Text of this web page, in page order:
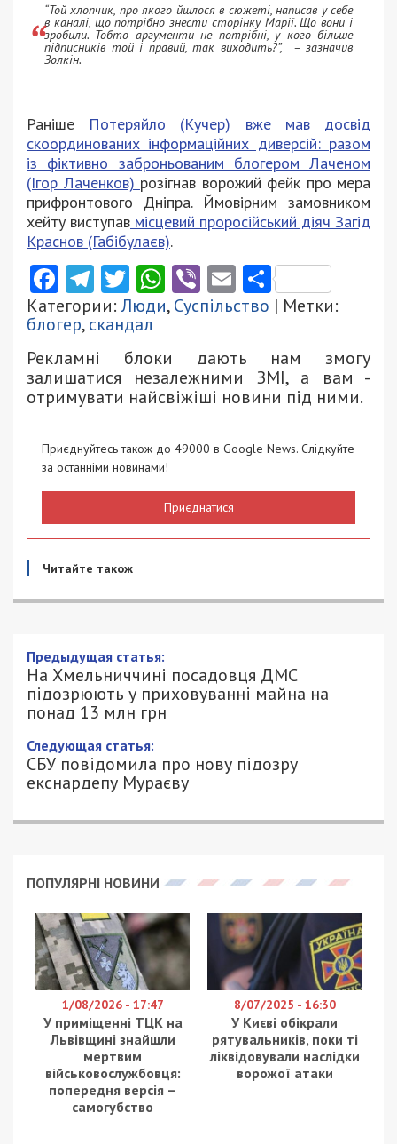
“Той хлопчик, про якого йшлося в сюжеті, написав у себе
в каналі, що потрібно знести сторінку Марії. Що вони і
зробили. Тобто аргументи не потрібні, у кого більше
підписників той і правий, так виходить?”, – зазначив
Золкін.
Раніше Потеряйло (Кучер) вже мав досвід
скоординованих інформаційних диверсій: разом
із фіктивно заброньованим блогером Лаченом
(Ігор Лаченков) розігнав ворожий фейк про мера
прифронтового Дніпра. Ймовірним замовником
хейту виступав місцевий проросійський діяч Загід
Краснов (Габібулаєв).
Facebook
Telegram
Twitter
WhatsApp
ViberEmail
Категории:Люди,Суспільство | Метки:
блогер,скандал
Рекламні блоки дають нам змогу
залишатися незалежними ЗМІ, а вам -
отримувати найсвіжіші новини під ними.
Приєднуйтесь також до 49000 в Google News. Слідкуйте
за останніми новинами!
Приєднатися
Читайте також
Предыдущая статья:
На Хмельниччині посадовця ДМС
підозрюють у приховуванні майна на
понад 13 млн грн
Следующая статья:
СБУ повідомила про нову підозру
екснардепу Мураєву
ПОПУЛЯРНІ НОВИНИ
1/08/2026 - 17:47
У приміщенні ТЦК на
Львівщині знайшли
мертвим
військовослужбовця:
попередня версія –
самогубство
8/07/2025 - 16:30
У Києві обікрали
рятувальників, поки ті
ліквідовували наслідки
ворожої атаки